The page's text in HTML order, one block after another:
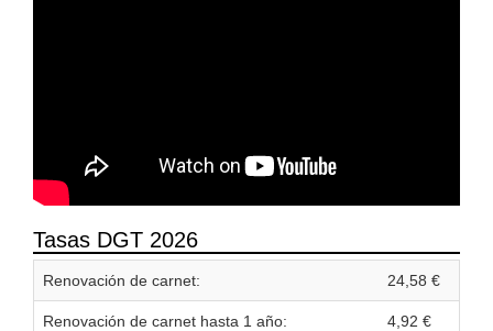
Tasas DGT 2026
Renovación de carnet: 24,58 €
Renovación de carnet hasta 1 año: 4,92 €